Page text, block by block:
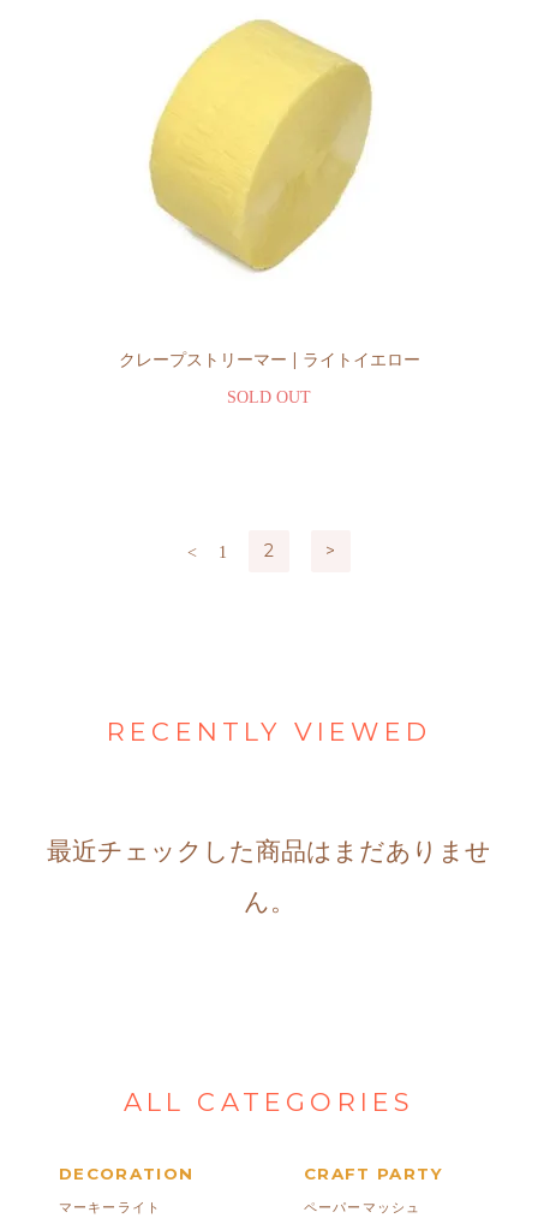
クレープストリーマー | ライトイエロー
SOLD OUT
< 1 2 >
RECENTLY VIEWED
最近チェックした商品はまだありませ
ん。
ALL CATEGORIES
DECORATION
マーキーライト
CRAFT PARTY
ペーパーマッシュ